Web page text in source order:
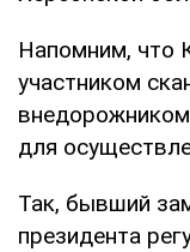
Напомним, что
участником
для
Так, бывший
президента